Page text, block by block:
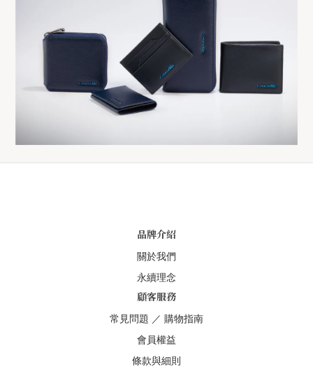
品牌介紹
關於我們
永續理念
顧客服務
常見問題 ／ 購物指南
會員權益
條款與細則